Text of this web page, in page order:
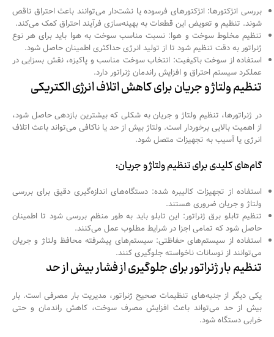
بررسی انژکتورها: انژکتورهای فرسوده یا نشت‌دار می‌توانند باعث احتراق ناقص
شوند. تنظیم و تعویض این قطعات به بهینه‌سازی فرآیند احتراق کمک می‌کند.
تنظیم مخلوط سوخت و هوا: نسبت مناسب سوخت به هوا باید برای هر نوع
ژنراتور به دقت تنظیم شود تا از تولید انرژی حداکثری اطمینان حاصل شود.
استفاده از سوخت باکیفیت: انتخاب سوخت مناسب و پاکیزه، نقش بسزایی در
عملکرد سیستم احتراق و افزایش راندمان ژنراتور دارد.
تنظیم ولتاژ و جریان برای کاهش اتلاف انرژی الکتریکی
در ژنراتورها، تنظیم ولتاژ و جریان به شکلی که بیشترین بازدهی حاصل شود،
از اهمیت بالایی برخوردار است. ولتاژ بیش از حد یا ناکافی می‌تواند باعث اتلاف
انرژی یا آسیب به تجهیزات متصل شود.
گام‌های کلیدی برای تنظیم ولتاژ و جریان:
استفاده از تجهیزات کالیبره شده: دستگاه‌های اندازه‌گیری دقیق برای بررسی
ولتاژ و جریان ضروری هستند.
تنظیم تابلو برق ژنراتور: این تابلو باید به طور منظم بررسی شود تا اطمینان
حاصل شود که تمامی اجزا در شرایط مطلوب عمل می‌کنند.
استفاده از سیستم‌های حفاظتی: سیستم‌های پیشرفته محافظ ولتاژ و جریان
می‌توانند از نوسانات ناخواسته جلوگیری کنند.
تنظیم بار ژنراتور برای جلوگیری از فشار بیش از حد
یکی دیگر از جنبه‌های تنظیمات صحیح ژنراتور، مدیریت بار مصرفی است. بار
بیش از حد می‌تواند باعث افزایش مصرف سوخت، کاهش راندمان و حتی
خرابی دستگاه شود.